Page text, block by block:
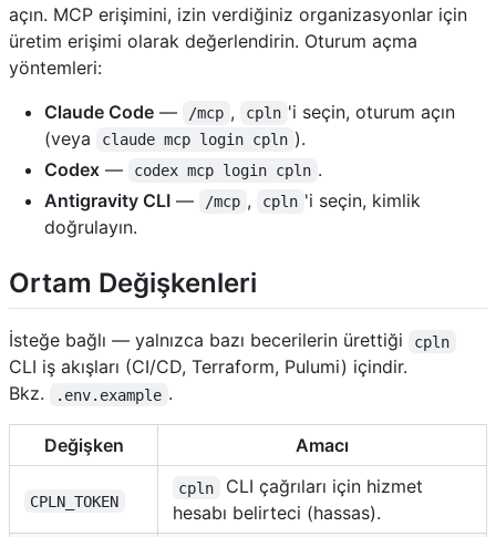
açın. MCP erişimini, izin verdiğiniz organizasyonlar için
üretim erişimi olarak değerlendirin. Oturum açma
yöntemleri:
Claude Code — /mcp , cpln 'i seçin, oturum açın
(veya
claude mcp login cpln ).
Codex — codex mcp login cpln .
Antigravity CLI — /mcp , cpln 'i seçin, kimlik
doğrulayın.
Ortam Değişkenleri
İsteğe bağlı — yalnızca bazı becerilerin ürettiği cpln
CLI iş akışları (CI/CD, Terraform, Pulumi) içindir.
Bkz.
.env.example .
Değişken Amacı
CPLN_TOKEN
cpln
CLI çağrıları için hizmet
hesabı belirteci (hassas).